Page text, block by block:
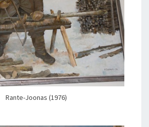
Rante-Joonas (1976)